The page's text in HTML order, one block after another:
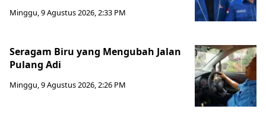
Minggu, 9 Agustus 2026, 2:33 PM
Seragam Biru yang Mengubah Jalan
Pulang Adi
Minggu, 9 Agustus 2026, 2:26 PM